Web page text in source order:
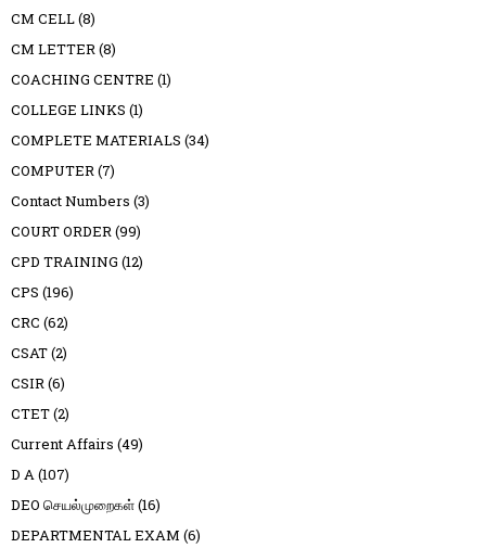
CM CELL(8)
CM LETTER(8)
COACHING CENTRE (1)
COLLEGE LINKS (1)
COMPLETE MATERIALS (34)
COMPUTER(7)
Contact Numbers (3)
COURT ORDER(99)
CPD TRAINING (12)
CPS (196)
CRC (62)
CSAT(2)
CSIR(6)
CTET(2)
Current Affairs (49)
D A(107)
DEO செயல்முறைகள்(16)
DEPARTMENTAL EXAM (6)